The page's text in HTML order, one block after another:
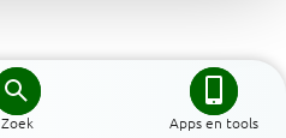
Zoek Apps en tools